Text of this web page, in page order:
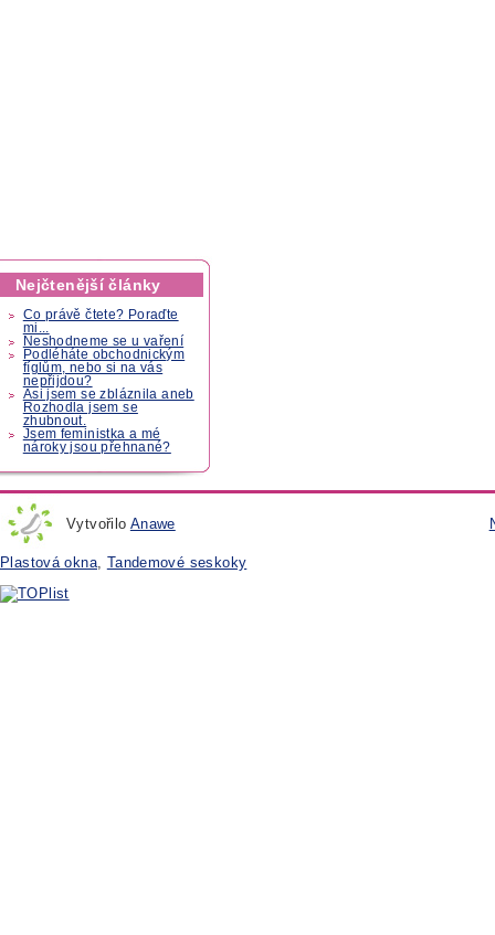
Nejčtenější články
Co právě čtete? Poraďte
mi...
Neshodneme se u vaření
Podléháte obchodnickým
fíglům, nebo si na vás
nepřijdou?
Asi jsem se zbláznila aneb
Rozhodla jsem se
zhubnout.
Jsem feministka a mé
nároky jsou přehnané?
Vytvořilo Anawe
Plastová okna, Tandemové seskoky